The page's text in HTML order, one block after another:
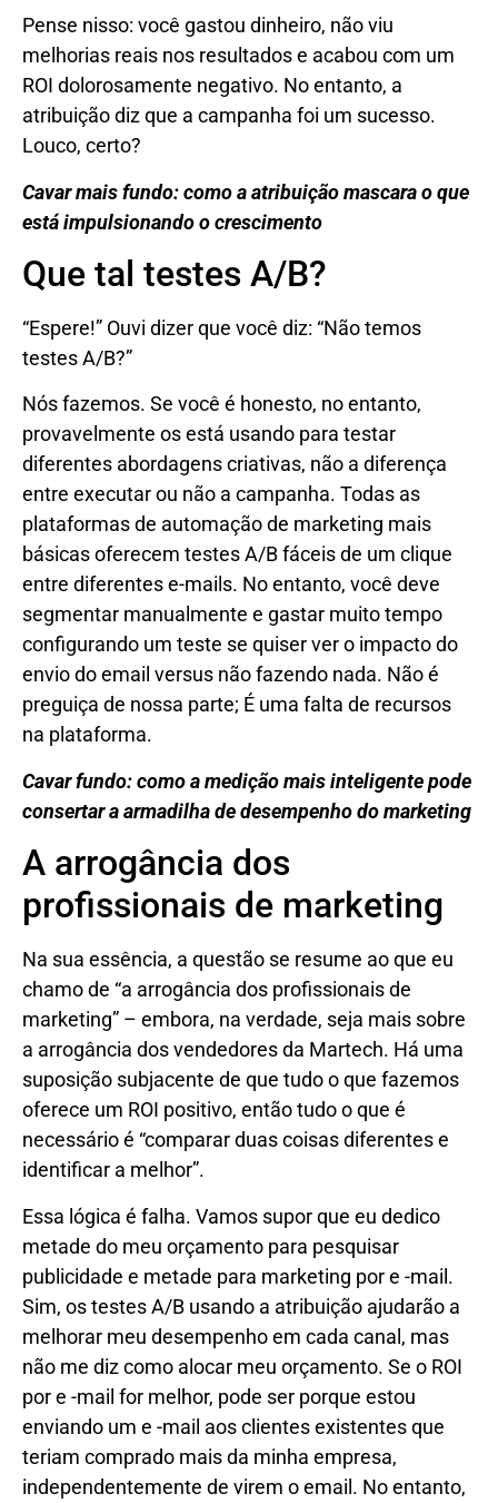
Pense nisso: você gastou dinheiro, não viu
melhorias reais nos resultados e acabou com um
ROI dolorosamente negativo. No entanto, a
atribuição diz que a campanha foi um sucesso.
Louco, certo?
Cavar mais fundo: como a atribuição mascara o que
está impulsionando o crescimento
Que tal testes A/B?
“Espere!” Ouvi dizer que você diz: “Não temos
testes A/B?”
Nós fazemos. Se você é honesto, no entanto,
provavelmente os está usando para testar
diferentes abordagens criativas, não a diferença
entre executar ou não a campanha. Todas as
plataformas de automação de marketing mais
básicas oferecem testes A/B fáceis de um clique
entre diferentes e-mails. No entanto, você deve
segmentar manualmente e gastar muito tempo
configurando um teste se quiser ver o impacto do
envio do email versus não fazendo nada. Não é
preguiça de nossa parte; É uma falta de recursos
na plataforma.
Cavar fundo: como a medição mais inteligente pode
consertar a armadilha de desempenho do marketing
A arrogância dos
profissionais de marketing
Na sua essência, a questão se resume ao que eu
chamo de “a arrogância dos profissionais de
marketing” – embora, na verdade, seja mais sobre
a arrogância dos vendedores da Martech. Há uma
suposição subjacente de que tudo o que fazemos
oferece um ROI positivo, então tudo o que é
necessário é “comparar duas coisas diferentes e
identificar a melhor”.
Essa lógica é falha. Vamos supor que eu dedico
metade do meu orçamento para pesquisar
publicidade e metade para marketing por e -mail.
Sim, os testes A/B usando a atribuição ajudarão a
melhorar meu desempenho em cada canal, mas
não me diz como alocar meu orçamento. Se o ROI
por e -mail for melhor, pode ser porque estou
enviando um e -mail aos clientes existentes que
teriam comprado mais da minha empresa,
independentemente de virem o email. No entanto,